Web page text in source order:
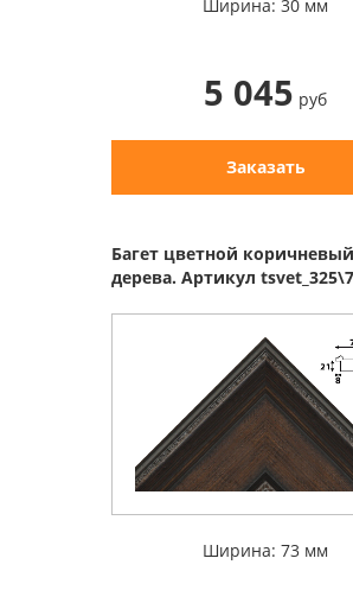
Ширина: 30 мм
5 045 руб
Заказать
Багет цветной
дерева. Артикул
Ширина: 73 мм